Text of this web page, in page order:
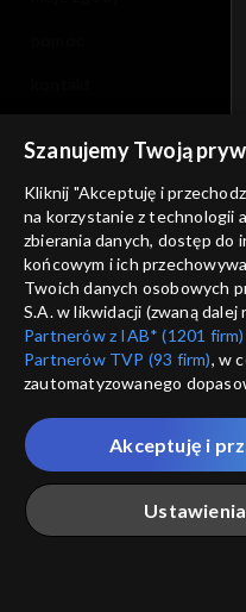
informacje o dostawcy
Szanujemy Twoją
Kliknij "Akceptuję i
na korzystanie z technologii
zbierania danych, dostęp do
końcowym i ich
Twoich danych osobowych
S.A. w likwidacji (zwaną dalej
Partnerów z IAB* (1201 firm)
Partnerów TVP (93 firm), w
zautomatyzowanego
które wskazujemy poniżej, a
przez nas identyfikatora
Twoje dane osobowe
Ciebie naszych
„Portalem”, w tym
Akceptuję i